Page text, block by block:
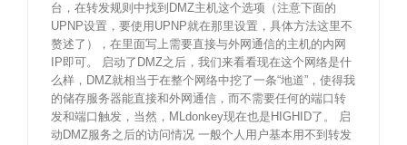
台，在转发规则中找到DMZ主机这个选项（注意下面的
UPNP设置，要使用UPNP就在那里设置，具体方法这里不
赘述了），在里面写上需要直接与外网通信的主机的内网
IP即可。 启动了DMZ之后，我们来看看现在这个网络是什
么样，DMZ就相当于在整个网络中挖了一条“地道”，使得我
的储存服务器能直接和外网通信，而不需要任何的端口转
发和端口触发，当然，MLdonkey现在也是HIGHID了。 启
动DMZ服务之后的访问情况 一般个人用户基本用不到转发